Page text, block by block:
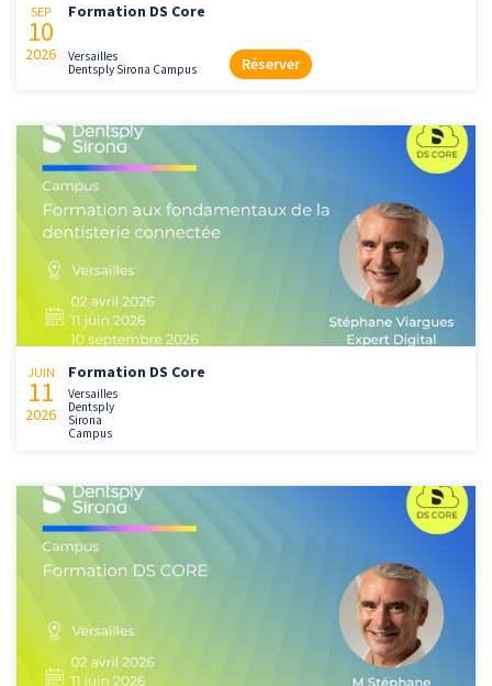
SEP
10
2026
Formation DS Core
Versailles
Dentsply Sirona Campus
Réserver
JUIN
11
2026
Formation DS Core
Versailles
Dentsply
Sirona
Campus